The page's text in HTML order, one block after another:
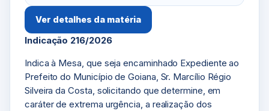
Ver detalhes da matéria
Indicação 216/2026
Indica à Mesa, que seja encaminhado Expediente ao
Prefeito do Município de Goiana, Sr. Marcílio Régio
Silveira da Costa, solicitando que determine, em
caráter de extrema urgência, a realização dos